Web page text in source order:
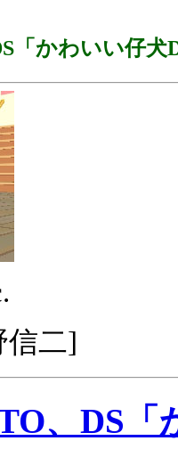
「かわいい仔犬
信二]
、DS「